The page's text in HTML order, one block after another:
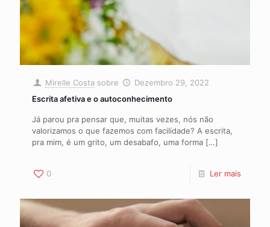
Mirelle Costa sobre
Dezembro 29, 2022
Escrita afetiva e o autoconhecimento
Já parou pra pensar que, muitas vezes, nós não
valorizamos o que fazemos com facilidade? A escrita,
pra mim, é um grito, um desabafo, uma forma […]
0 Ler mais